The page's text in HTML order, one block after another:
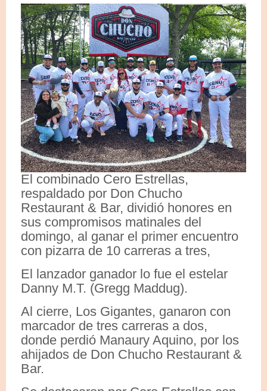
El combinado Cero Estrellas,
respaldado por Don Chucho
Restaurant & Bar, dividió honores en
sus compromisos matinales del
domingo, al ganar el primer encuentro
con pizarra de 10 carreras a tres,
El lanzador ganador lo fue el estelar
Danny M.T. (Gregg Maddug).
Al cierre, Los Gigantes, ganaron con
marcador de tres carreras a dos,
donde perdió Manaury Aquino, por los
ahijados de Don Chucho Restaurant &
Bar.